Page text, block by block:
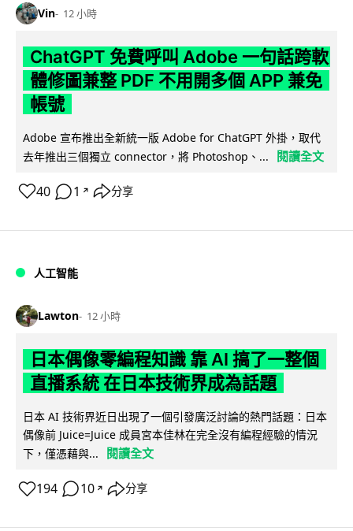
Vin 12 小時
ChatGPT 免費呼叫 Adobe 一句話跨軟
體修圖兼整 PDF 不用開多個 APP 兼免
帳號
Adobe 宣布推出全新統一版 Adobe for ChatGPT 外掛，取代
去年推出三個獨立 connector，將 Photoshop、...
閱讀全文
40 1 ↗ 分享
人工智能
Lawton 12 小時
日本偶像零編程知識 靠 AI 搞了一整個
直播系統 在日本技術界成為話題
日本 AI 技術界近日出現了一個引發廣泛討論的熱門話題：日本
偶像前 Juice=Juice 成員宮本佳林在完全沒有編程經驗的情況
下，僅憑藉與...
閱讀全文
194 10 ↗ 分享